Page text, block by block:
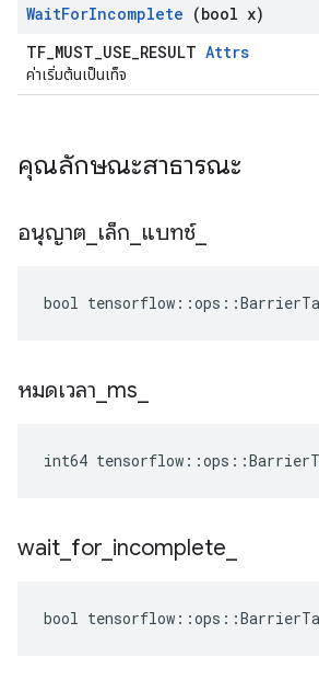
WaitForIncomplete (bool x)
TF_MUST_USE_RESULT Attrs
ค่าเริ่มต้นเป็นเท็จ
คุณลักษณะสาธารณะ
อนุญาต เล็ก แบทช์_
bool
หมดเวลา ms
int64
wait for incomplete
bool